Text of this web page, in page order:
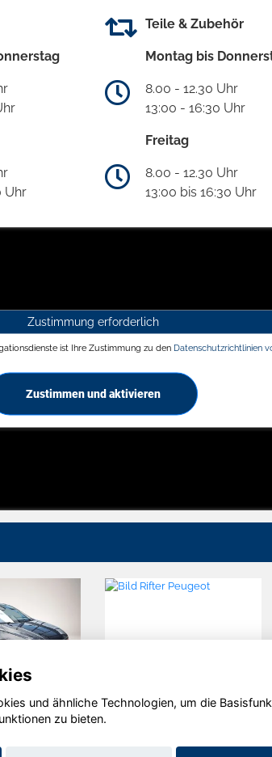
Uhr
Teile & Zubehör
Montag bis
8.00 - 12.30 Uhr
13:00 - 16:30 Uhr
Freitag
8.00 - 12.30 Uhr
13:00 bis 16:30 Uhr
Zustimmung erforderlich
ist Ihre Zustimmung zu den Datenschutzrichtlinien
Zustimmen und aktivieren
Peugeot
und ähnliche Technologien, um die
zu bieten.